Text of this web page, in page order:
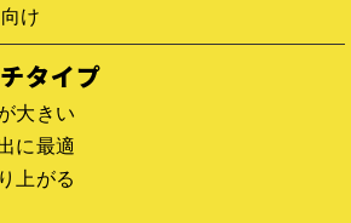
け
タイプ
大きい
に最適
上がる